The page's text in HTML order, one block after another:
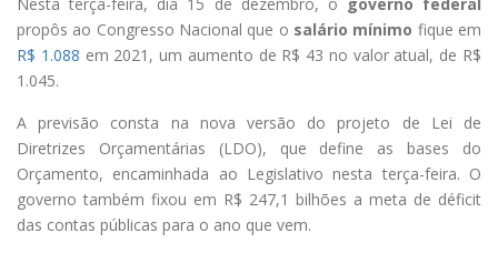
propôs ao Congresso Nacional que o salário mínimo fique em
R$ 1.088 em 2021, um aumento de R$ 43 no valor atual, de R$
1.045.
A previsão consta na nova versão do projeto de Lei de
Diretrizes Orçamentárias (LDO), que define as bases do
Orçamento, encaminhada ao Legislativo nesta terça-feira. O
governo também fixou em R$ 247,1 bilhões a meta de déficit
das contas públicas para o ano que vem.